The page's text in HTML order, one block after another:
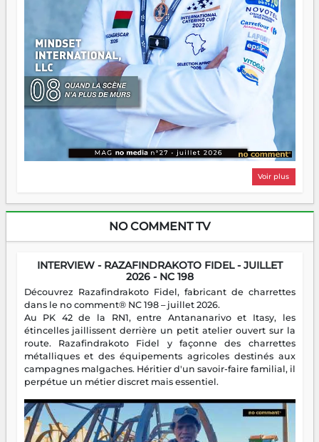
Voir plus
NO COMMENT TV
INTERVIEW - RAZAFINDRAKOTO FIDEL - JUILLET
2026 - NC 198
Découvrez Razafindrakoto Fidel, fabricant de charrettes
dans le no comment® NC 198 – juillet 2026.
Au PK 42 de la RN1, entre Antananarivo et Itasy, les
étincelles jaillissent derrière un petit atelier ouvert sur la
route. Razafindrakoto Fidel y façonne des charrettes
métalliques et des équipements agricoles destinés aux
campagnes malgaches. Héritier d'un savoir-faire familial, il
perpétue un métier discret mais essentiel.